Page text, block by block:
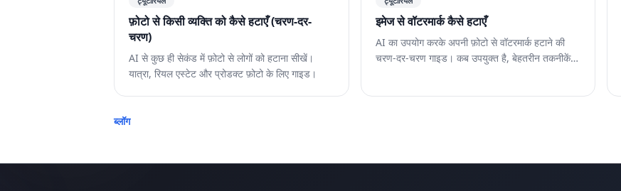
फ़ोटो से किसी व्यक्ति को कैसे हटाएँ (चरण-दर-
चरण)
AI से कुछ ही सेकंड में फ़ोटो से लोगों को हटाना सीखें।
यात्रा, रियल एस्टेट और प्रोडक्ट फ़ोटो के लिए गाइड।
इमेज से वॉटरमार्क कैसे हटाएँ
AI का उपयोग करके अपनी फ़ोटो से वॉटरमार्क हटाने की
चरण-दर-चरण गाइड। कब उपयुक्त है, बेहतरीन तकनीकें,
ब्लॉग